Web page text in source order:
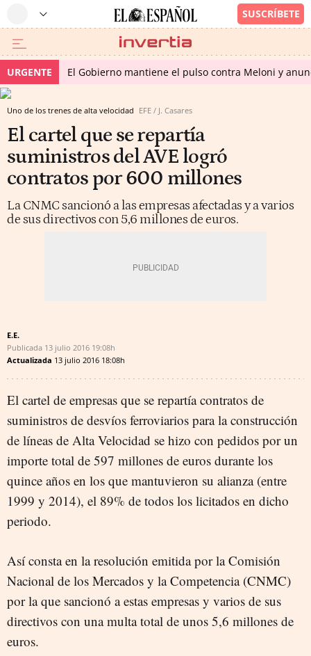
URGENTE El Gobierno mantiene el pulso contra Meloni y
Uno de los trenes de alta velocidad EFE / J. Casares
El cartel que se repartía
suministros del AVE logró
contratos por 600 millones
La CNMC sancionó a las empresas afectadas y a varios
de sus directivos con 5,6 millones de euros.
E.E.
Publicada 13 julio 2016 19:08h
Actualizada 13 julio 2016 18:08h
El cartel de empresas que se repartía contratos de
suministros de desvíos ferroviarios para la construcción
de líneas de Alta Velocidad se hizo con pedidos por un
importe total de 597 millones de euros durante los
quince años en los que mantuvieron su alianza (entre
1999 y 2014), el 89% de todos los licitados en dicho
periodo.
Así consta en la resolución emitida por la Comisión
Nacional de los Mercados y la Competencia (CNMC)
por la que sancionó a estas empresas y varios de sus
directivos con una multa total de unos 5,6 millones de
euros.